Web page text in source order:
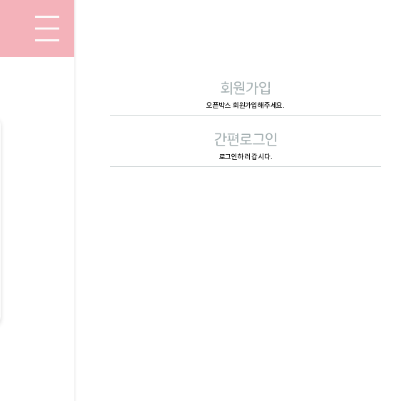
회원가입
오픈박스 회원가입해주세요.
간편로그인
로그인하러 갑시다.